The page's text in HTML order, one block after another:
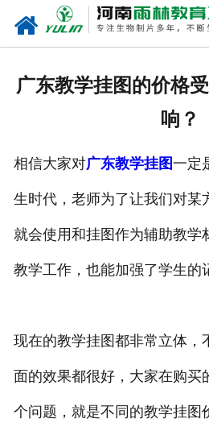
广东教学挂图的价格
响？
相信大家对广东教学挂图一定
生时代，老师为了让我们对某
就会使用和挂图作为辅助教学
教学工作，也能加强了学生的
现在的教学挂图都非常立体，
面的效果都很好，大家在购买
个问题，就是不同的教学挂图